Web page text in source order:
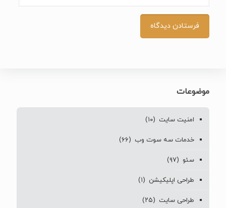
موضوعات
امنیت سایت (۱۰)
خدمات سه سوت وب (۶۶)
سئو (۹۷)
طراحی اپلیکیشن (۱)
طراحی سایت (۲۵)